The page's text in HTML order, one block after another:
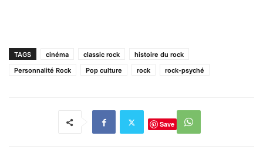
TAGS cinéma classic rock
histoire du rock
Personnalité Rock
Pop culture rock rock-psyché
Save